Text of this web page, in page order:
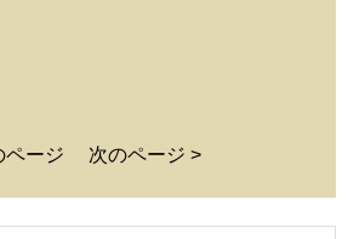
ページ 次のページ >